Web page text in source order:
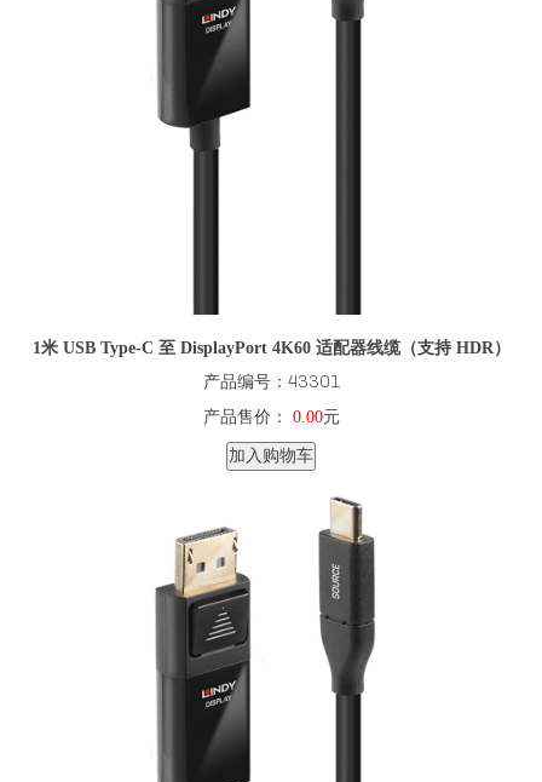
1米 USB Type-C 至 DisplayPort 4K60 适配器线缆（支持 HDR）
产品编号：43301
产品售价： 0.00元
加入购物车